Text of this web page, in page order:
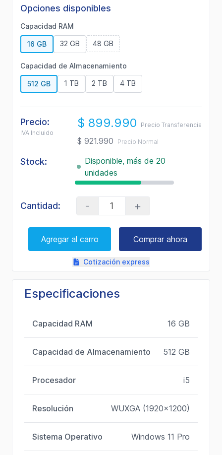
Read
3
Reviews.
Enlace
en
misma
página.
Opciones disponibles
Capacidad RAM
16 GB 32 GB 48 GB
Capacidad de Almacenamiento
512 GB 1 TB 2 TB 4 TB
Precio:
IVA Incluido
$ 899.990 Precio Transferencia
$ 921.990 Precio Normal
Stock:
Disponible, más de 20
unidades
Cantidad: - +
Agregar al carro Comprar ahora
Cotización express
Especificaciones
Capacidad RAM 16 GB
Capacidad de Almacenamiento 512 GB
Procesador i5
Resolución WUXGA (1920x1200)
Sistema Operativo Windows 11 Pro